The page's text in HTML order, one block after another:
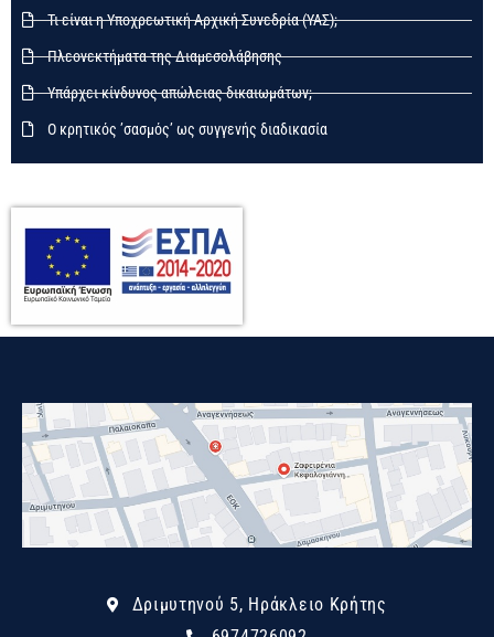
Τι είναι η Υποχρεωτική Αρχική Συνεδρία (ΥΑΣ);
Πλεονεκτήματα της Διαμεσολάβησης
Υπάρχει κίνδυνος απώλειας δικαιωμάτων;
Ο κρητικός ’σασμός’ ως συγγενής διαδικασία
Δριμυτηνού 5, Ηράκλειο Κρήτης